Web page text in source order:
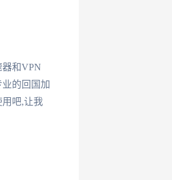
和VPN
的回国加
吧,让我